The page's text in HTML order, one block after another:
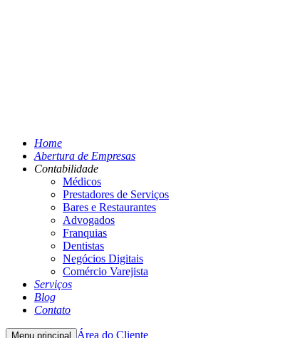
Home
Abertura de Empresas
Contabilidade
Médicos
Prestadores de Serviços
Bares e Restaurantes
Advogados
Franquias
Dentistas
Negócios Digitais
Comércio Varejista
Serviços
Blog
Contato
Menu principal Área do Cliente